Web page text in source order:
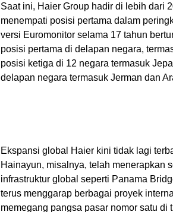
Saat ini, Haier Group hadir di lebih dari
menempati posisi pertama dalam
versi Euromonitor selama 17 tahun
posisi pertama di delapan negara,
posisi ketiga di 12 negara termasuk
delapan negara termasuk Jerman dan
Ekspansi global Haier kini tidak lagi
Hainayun, misalnya, telah menerapkan
infrastruktur global seperti Panama
terus menggarap berbagai proyek
memegang pangsa pasar nomor satu di